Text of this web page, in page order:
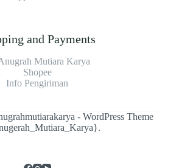
and Payments
Mutiara Karya
Shopee
Info Pengiriman
- WordPress Theme
.